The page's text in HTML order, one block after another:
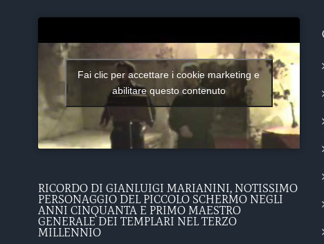
Fai clic per accettare i cookie marketing e
abilitare questo contenuto
RICORDO DI GIANLUIGI MARIANINI, NOTISSIMO
PERSONAGGIO DEL PICCOLO SCHERMO NEGLI
ANNI CINQUANTA E PRIMO MAESTRO
GENERALE DEI TEMPLARI NEL TERZO
MILLENNIO